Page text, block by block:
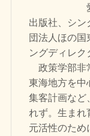
出版社、シン
団法人ほの国
ングディレ
政策学部非
東海地方を中
集客計画など
れず。生まれ
元活性のため